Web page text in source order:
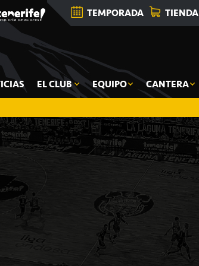
TEMPORADA TIENDA
EL CLUB EQUIPO CANTERA